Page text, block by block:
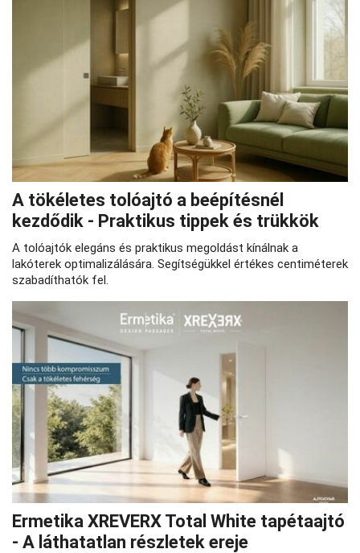
A tökéletes tolóajtó a beépítésnél
kezdődik - Praktikus tippek és trükkök
A tolóajtók elegáns és praktikus megoldást kínálnak a
lakóterek optimalizálására. Segítségükkel értékes centiméterek
szabadíthatók fel.
Ermetika XREVERX Total White tapétaajtó
- A láthatatlan részletek ereje